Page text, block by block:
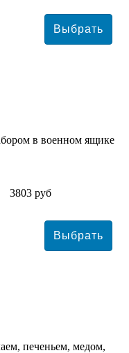
в военном ящике
3803 руб
печеньем, медом,